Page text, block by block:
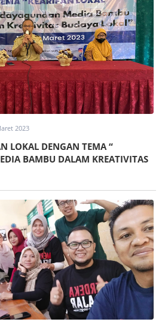
2023
LOKAL DENGAN TEMA “
BAMBU DALAM KREATIVITAS